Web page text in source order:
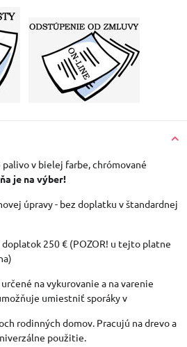
v bielej farbe, chrómované
je na výber!
úpravy - bez doplatku v štandardnej
doplatok 250 € (POZOR! u tejto platne
na vykurovanie a na varenie
umiestniť sporáky v
rodinných domov. Pracujú na drevo a
použitie.